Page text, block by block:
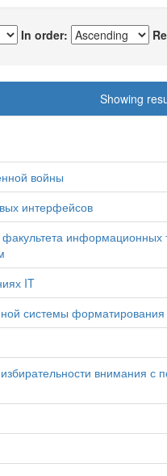
In order:
Showing
войны
интерфейсов
информационных
IT
системы форматирования
внимания с